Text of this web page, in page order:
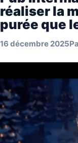
réaliser la
purée que
16 décembre 2025